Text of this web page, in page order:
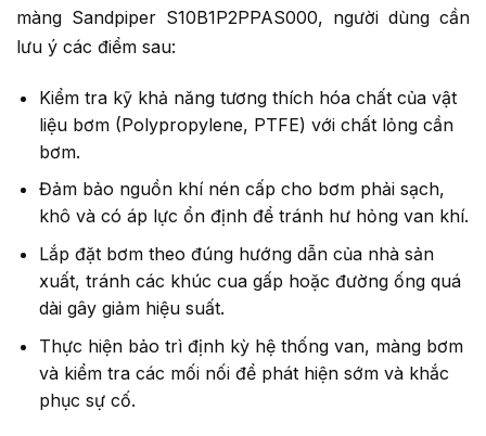
màng Sandpiper S10B1P2PPAS000, người dùng cần
lưu ý các điểm sau:
Kiểm tra kỹ khả năng tương thích hóa chất của vật
liệu bơm (Polypropylene, PTFE) với chất lỏng cần
bơm.
Đảm bảo nguồn khí nén cấp cho bơm phải sạch,
khô và có áp lực ổn định để tránh hư hỏng van khí.
Lắp đặt bơm theo đúng hướng dẫn của nhà sản
xuất, tránh các khúc cua gấp hoặc đường ống quá
dài gây giảm hiệu suất.
Thực hiện bảo trì định kỳ hệ thống van, màng bơm
và kiểm tra các mối nối để phát hiện sớm và khắc
phục sự cố.